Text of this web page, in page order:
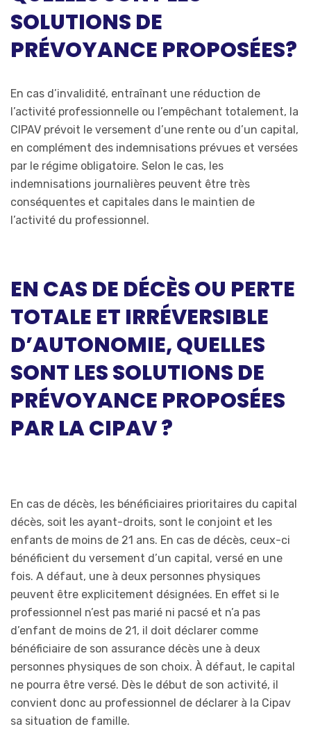
SOLUTIONS DE
PRÉVOYANCE PROPOSÉES?
En cas d’invalidité, entraînant une réduction de
l’activité professionnelle ou l’empêchant totalement, la
CIPAV prévoit le versement d’une rente ou d’un capital,
en complément des indemnisations prévues et versées
par le régime obligatoire. Selon le cas, les
indemnisations journalières peuvent être très
conséquentes et capitales dans le maintien de
l’activité du professionnel.
EN CAS DE DÉCÈS OU PERTE
TOTALE ET IRRÉVERSIBLE
D’AUTONOMIE, QUELLES
SONT LES SOLUTIONS DE
PRÉVOYANCE PROPOSÉES
PAR LA CIPAV ?
En cas de décès, les bénéficiaires prioritaires du capital
décès, soit les ayant-droits, sont le conjoint et les
enfants de moins de 21 ans. En cas de décès, ceux-ci
bénéficient du versement d’un capital, versé en une
fois. A défaut, une à deux personnes physiques
peuvent être explicitement désignées. En effet si le
professionnel n’est pas marié ni pacsé et n’a pas
d’enfant de moins de 21, il doit déclarer comme
bénéficiaire de son assurance décès une à deux
personnes physiques de son choix. À défaut, le capital
ne pourra être versé. Dès le début de son activité, il
convient donc au professionnel de déclarer à la Cipav
sa situation de famille.